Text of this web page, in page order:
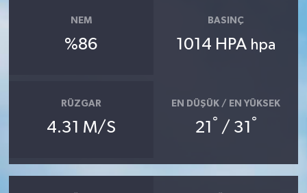
NEM
%86
BASINÇ
1014 HPA hpa
RÜZGAR
4.31 M/S
EN DÜŞÜK / EN YÜKSEK
21 ° / 31 °